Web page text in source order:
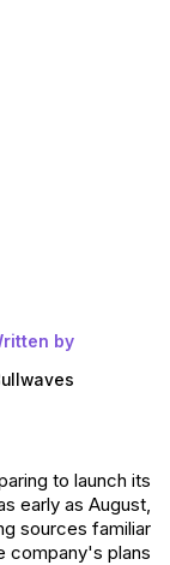
by
to launch its
early as August,
sources familiar
company's plans.